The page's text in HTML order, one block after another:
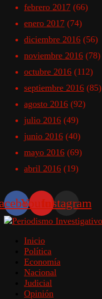
febrero 2017 (66)
enero 2017 (74)
diciembre 2016 (56)
noviembre 2016 (78)
octubre 2016 (112)
septiembre 2016 (85)
agosto 2016 (92)
julio 2016 (49)
junio 2016 (40)
mayo 2016 (69)
abril 2016 (19)
YoutubeInstagram
Inicio
Política
Economía
Nacional
Judicial
Opinión